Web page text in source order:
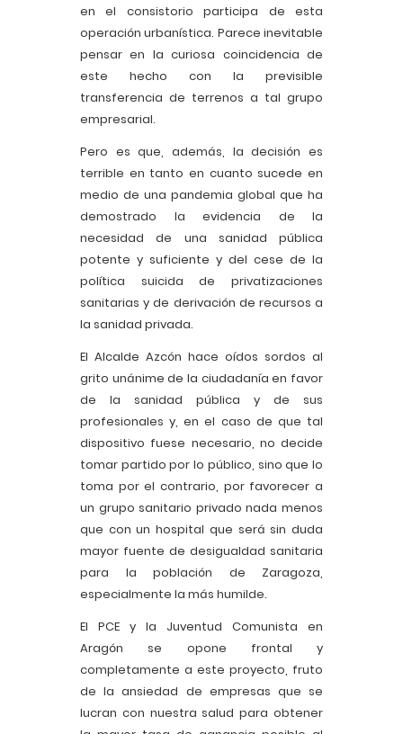
en el consistorio participa de esta
operación urbanística. Parece inevitable
pensar en la curiosa coincidencia de
este hecho con la previsible
transferencia de terrenos a tal grupo
empresarial.
Pero es que, además, la decisión es
terrible en tanto en cuanto sucede en
medio de una pandemia global que ha
demostrado la evidencia de la
necesidad de una sanidad pública
potente y suficiente y del cese de la
política suicida de privatizaciones
sanitarias y de derivación de recursos a
la sanidad privada.
El Alcalde Azcón hace oídos sordos al
grito unánime de la ciudadanía en favor
de la sanidad pública y de sus
profesionales y, en el caso de que tal
dispositivo fuese necesario, no decide
tomar partido por lo público, sino que lo
toma por el contrario, por favorecer a
un grupo sanitario privado nada menos
que con un hospital que será sin duda
mayor fuente de desigualdad sanitaria
para la población de Zaragoza,
especialmente la más humilde.
El PCE y la Juventud Comunista en
Aragón se opone frontal y
completamente a este proyecto, fruto
de la ansiedad de empresas que se
lucran con nuestra salud para obtener